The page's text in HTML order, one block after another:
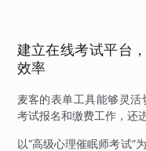
建立在线考试平台
效率
麦客的表单工具能够灵
考试报名和缴费工作，还
以“高级心理催眠师考试”